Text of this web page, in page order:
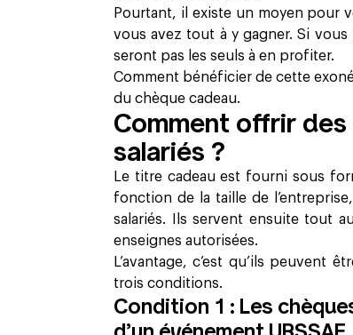
Pourtant, il existe un moyen pour
vous avez tout à y gagner. Si
seront pas les seuls à en profiter.
Comment bénéficier de cette
du chèque cadeau.
Comment offrir des
salariés ?
Le titre cadeau est fourni sous
fonction de la taille de
salariés. Ils servent ensuite tout
enseignes autorisées.
L’avantage, c’est qu’ils peuvent
trois conditions.
Condition 1 : Les